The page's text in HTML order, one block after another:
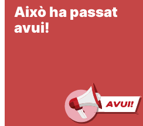
Això ha passat
avui!